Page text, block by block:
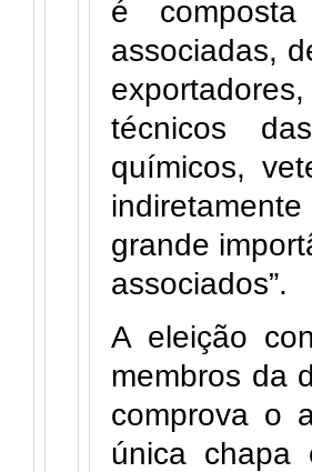
é
associadas,
técnicos
químicos,
grande
associados”.
A eleição
membros da
comprova o
única chapa